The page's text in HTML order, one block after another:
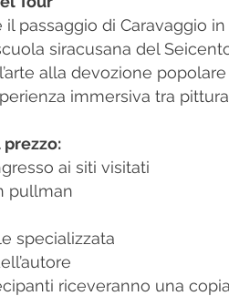
il passaggio di Caravaggio
siracusana del
alla devozione
immersiva tra
prezzo:
ai siti visitati
pullman
specializzata
riceveranno una